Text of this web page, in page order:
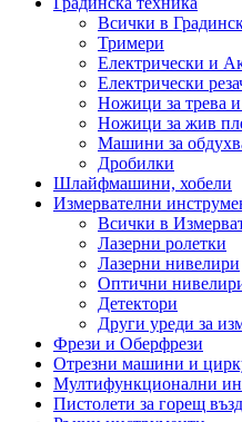
Всички в
Тримери
Електрически и
Електрически
Ножици за трева и
Ножици за жив
Машини за
Дробилки
Шлайфмашини, хобели
Измервателни
Всички в
Лазерни ролетки
Лазерни нивелири
Оптични
Детектори
Други уреди за
Фрези и Оберфрези
Отрезни машини и
Мултифункционални
Пистолети за горещ